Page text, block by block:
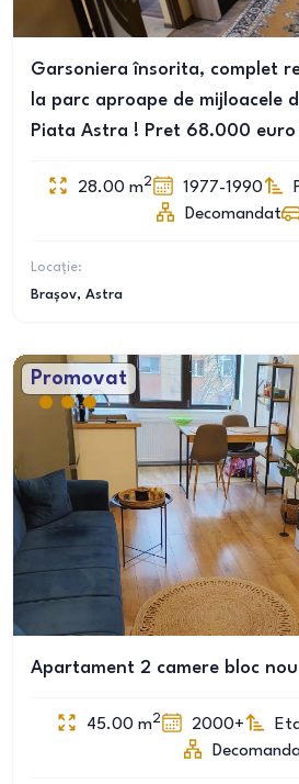
Garsoniera însorita, complet
la parc aproape de mijloacele
Piata Astra ! Pret 68.000 euro
28.00 m2 1977-1990
Decomandat
Locație:
Brașov, Astra
Promovat
Apartament 2 camere bloc nou
45.00 m2 2000+